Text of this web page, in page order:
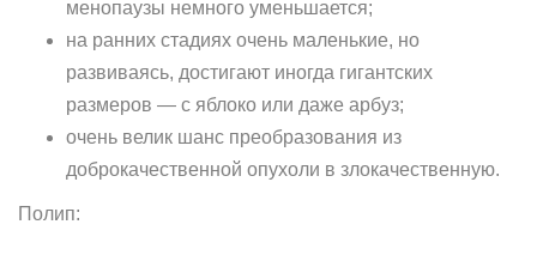
менопаузы немного уменьшается;
на ранних стадиях очень маленькие, но
развиваясь, достигают иногда гигантских
размеров — с яблоко или даже арбуз;
очень велик шанс преобразования из
доброкачественной опухоли в злокачественную.
Полип: